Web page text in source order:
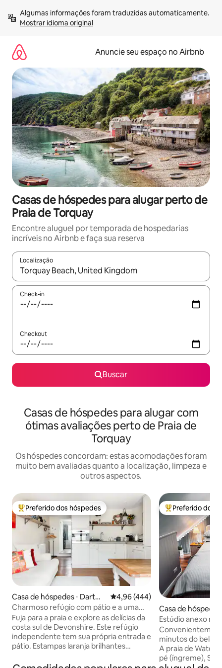
para
Mostrar idioma original
Anuncie seu espaço no Airbnb
Casas de hóspedes para alugar perto de
Praia de Torquay
Encontre aluguel por temporada de hospedarias
incríveis no Airbnb e faça sua reserva
Localização
Quando os resultados estiverem disponíveis, explore-os
Check-in
Checkout
Buscar
Casas de hóspedes para alugar com
ótimas avaliações perto de Praia de
Torquay
Os hóspedes concordam: estas acomodações foram
muito bem avaliadas quanto a localização, limpeza e
outros aspectos.
Entre os melhores preferidos dos hóspedes
Preferido dos hóspedes
Casa de hóspedes ⋅ Dartmo
uth
4,96 de uma avaliação média de
4,96 (444)
Charmoso refúgio com pátio e a uma
curta caminhada da praia
Fuja para a praia e explore as delícias da
costa sul de Devonshire. Este refúgio
independente tem sua própria entrada e
pátio. Estampas laranja brilhantes
de madeira maciça, revestimento de
Entre os
Preferido dos
Casa de
Estúdio anexo
Estacionamento
minutos do belo
A praia de
pé (íngreme), St